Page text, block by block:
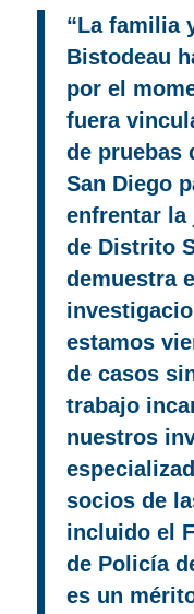
“La familia
Bistodeau
por el
fuera
de pruebas
San Diego
enfrentar la
de Distrito
demuestra
estamos
de casos
trabajo
nuestros
socios de
incluido el
de Policía
es un